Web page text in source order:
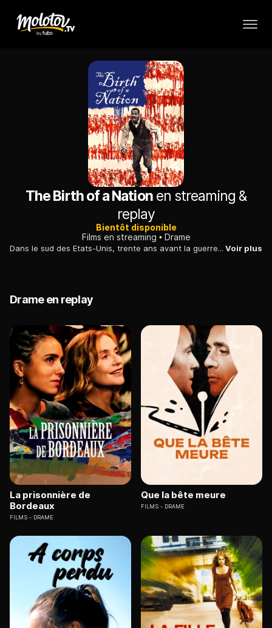
The Birth of a Nationen streaming &
replay
Bientôt disponible
Films en streaming
Drame
Dans le sud des Etats-Unis, trente ans avant la guerre de Sécession, un prédicateur noir veut briser ses chaînes en menant la révolte des esclaves. Voir plus
Drame en replay
La prisonnière de
Bordeaux
FILMS DRAME
Que la bête meure
FILMS DRAME